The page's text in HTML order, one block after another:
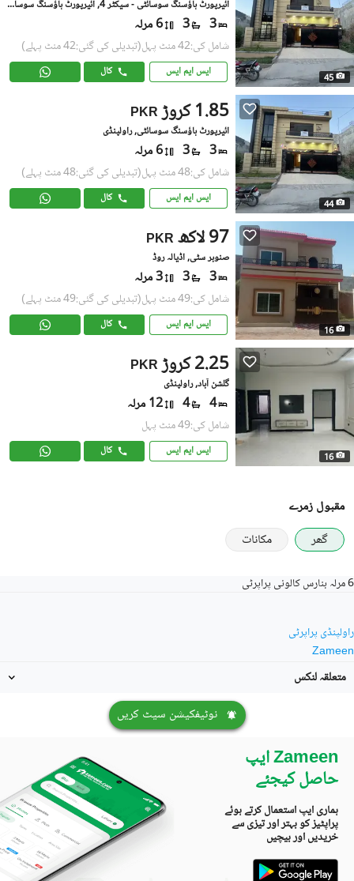
45
ائیرپورٹ ہاؤسنگ سوسائٹی - سیکٹر 4, ائیرپورٹ ہاؤسنگ سوسائٹی
3
3 6 مرلہ
شامل کی:42 منٹ پہل (تبدیلی کی گئی:42 منٹ پہلے)
ایس ایم ایس کال
44
PKR 1.85 کروڑ
ائیرپورٹ ہاؤسنگ سوسائٹی, راولپنڈی
3
3 6 مرلہ
شامل کی:48 منٹ پہل (تبدیلی کی گئی:48 منٹ پہلے)
ایس ایم ایس کال
16
PKR 97 لاکھ
صنوبر سٹی, اڈیالہ روڈ
3
3 3 مرلہ
شامل کی:49 منٹ پہل (تبدیلی کی گئی:49 منٹ پہلے)
ایس ایم ایس کال
16
PKR 2.25 کروڑ
گلشن آباد, راولپنڈی
4
4 12 مرلہ
شامل کی:49 منٹ پہل
ایس ایم ایس کال
مقبول زمرے
گھر
مکانات
Zameen
راولپنڈی پراپرٹی
6 مرلہ بنارس کالونی پراپرٹی
متعلقہ لنکس
نوٹیفکیشن سیٹ کریں
Zameen ایپ
حاصل کیجئے
ہماری ایپ استعمال کرتے ہوئے
پراپٹیز کو بہتر اور تیزی سے
خریدیں اور بیچیں